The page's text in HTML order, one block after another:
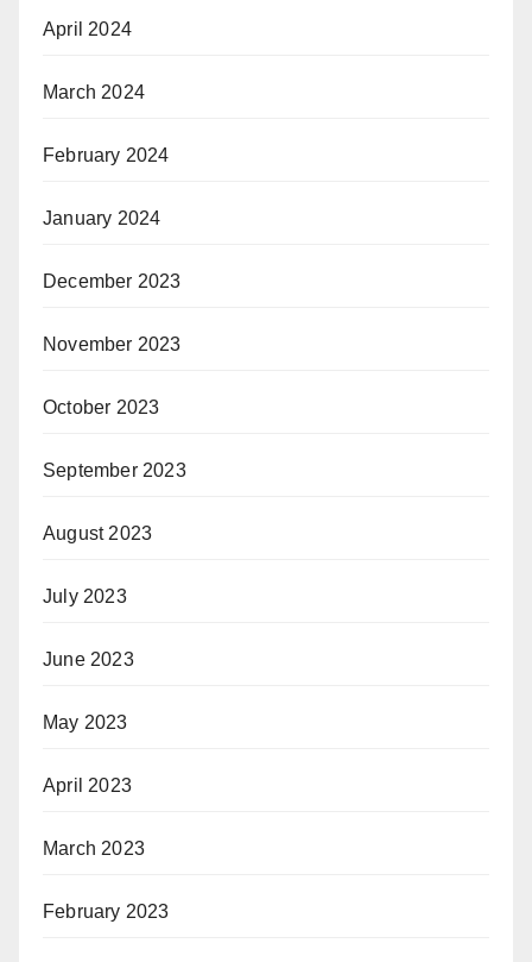
April 2024
March 2024
February 2024
January 2024
December 2023
November 2023
October 2023
September 2023
August 2023
July 2023
June 2023
May 2023
April 2023
March 2023
February 2023